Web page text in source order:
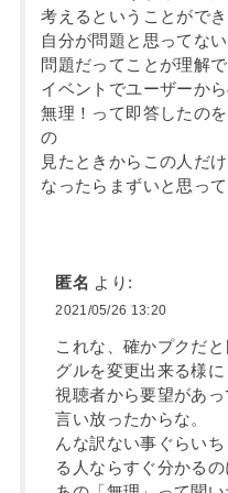
考えるということがで
自分が問題と思ってな
問題だってことが理解
イベントでユーザーか
無理！って即答したの
の
見たときからこの人だ
なったらまずいと思っ
匿名 より:
2021/05/26 13:20
これな、確かプクだ
グルを変更出来る様
視聴者から要望があ
言い放ったからな。
んな訳ない事ぐらい
る人ならすぐ分かるの